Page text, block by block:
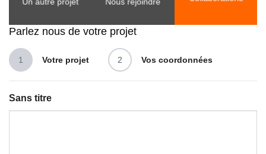
Un autre projet Nous rejoindre
Parlez nous de votre projet
1 Votre projet 2 Vos coordonnées
Sans titre